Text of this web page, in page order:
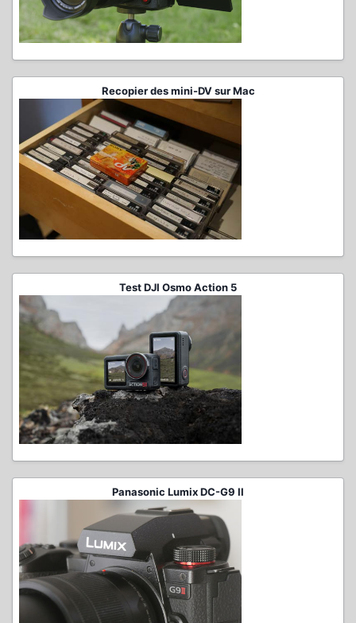
Recopier des mini-DV sur Mac
Test DJI Osmo Action 5
Panasonic Lumix DC-G9 II